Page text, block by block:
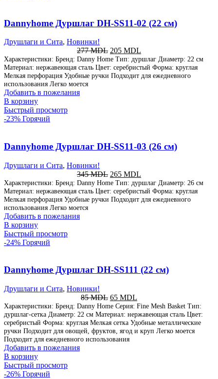
Dannyhome Дуршлаг DH-SS11-02 (22 см)
Друшлаги и Сита, Новинки!
277MDL 205 MDL
Характеристики: Бренд: Danny Home Тип: дуршлаг Диаметр: 22 см
Материал: нержавеющая сталь Цвет: серебристый Форма: круглая
Мелкая перфорация Удобные ручки Подходит для ежедневного
использования Легко моется
Добавить в пожелания
В корзину
Быстрый просмотр
-23% Горячий
Dannyhome Дуршлаг DH-SS11-03 (26 см)
Друшлаги и Сита, Новинки!
345MDL 265 MDL
Характеристики: Бренд: Danny Home Тип: дуршлаг Диаметр: 26 см
Материал: нержавеющая сталь Цвет: серебристый Форма: круглая
Мелкая перфорация Удобные ручки Подходит для ежедневного
использования Легко моется
Добавить в пожелания
В корзину
Быстрый просмотр
-24% Горячий
Dannyhome Дуршлаг DH-SS111 (22 см)
Друшлаги и Сита, Новинки!
85MDL 65 MDL
Характеристики: Бренд: Danny Home Серия: Fine Mesh Basket Тип:
дуршлаг-сетка Диаметр: 22 см Материал: нержавеющая сталь Цвет:
серебристый Форма: круглая Мелкая сетка Удобные металлические
ручки Подходит для овощей, фруктов, ягод и круп Легко моется
Подходит для ежедневного использования
Добавить в пожелания
В корзину
Быстрый просмотр
-26% Горячий